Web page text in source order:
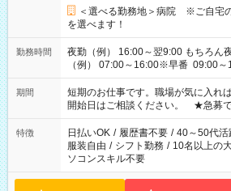
＜選べる勤務地＞病院 ※ご自宅
を選べます！
勤務時間
夜勤（例） 16:00～翌9:00 もちろん
（例） 07:00～16:00※早番 09:00
20:00※遅番 ※時間は、固定・選べ
あれば調整できます！ ※シフト制。
なります。★家庭の都合でお休みが
談ください。
期間
短期のお仕事です。職場が気に入
開始日はご相談ください。 ★急募で
特徴 日払いOK / 履歴書不要 / 40～50代活
服装自由 / シフト勤務 / 10名以上の
ソコンスキル不要